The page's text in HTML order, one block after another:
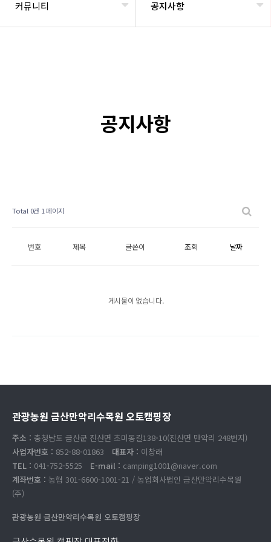
커뮤니티 공지사항
공지사항
Total 0건 1 페이지
번호 제목 글쓴이 조회 날짜
게시물이 없습니다.
관광농원 금산만악리수목원 오토캠핑장
주소 : 충청남도 금산군 진산면 초미동길138-10(진산면 만악리 248번지)
사업자번호 : 852-88-01863 대표자 : 이창래
TEL : 041-752-5525 E-mail : camping1001@naver.com
계좌번호 : 농협 301-6600-1001-21 / 농업회사법인 금산만악리수목원
(주)
관광농원 금산만악리수목원 오토캠핑장